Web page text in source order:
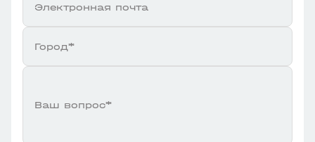
Электронная почта
Город*
Ваш вопрос*